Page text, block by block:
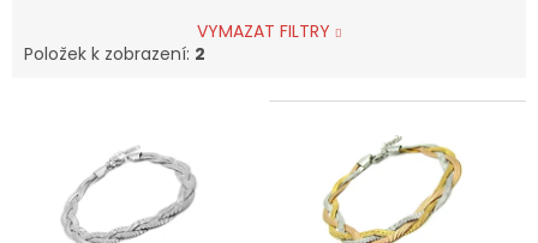
VYMAZAT FILTRY
Položek k zobrazení: 2